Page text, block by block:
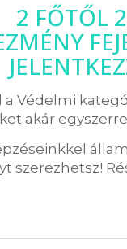
2 FŐTŐL
a Védelmi
akár
szerezhetsz!